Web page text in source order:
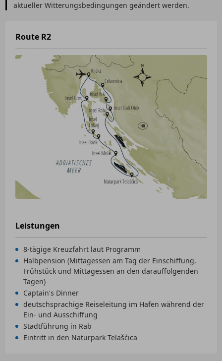
aktueller Witterungsbedingungen geändert werden.
Route R2
Leistungen
8-tägige Kreuzfahrt laut Programm
Halbpension (Mittagessen am Tag der Einschiffung,
Frühstück und Mittagessen an den darauffolgenden
Tagen)
Captain's Dinner
deutschsprachige Reiseleitung im Hafen während der
Ein- und Ausschiffung
Stadtführung in Rab
Eintritt in den Naturpark Telašćica